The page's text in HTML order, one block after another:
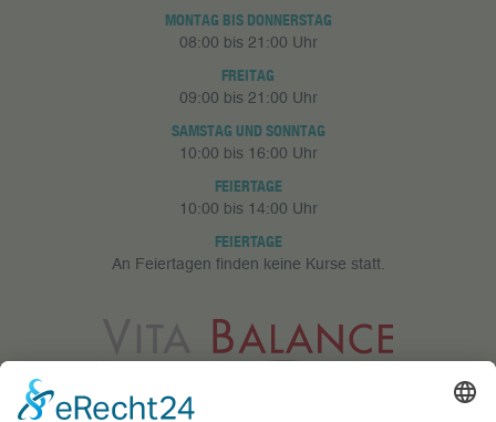
MONTAG BIS DONNERSTAG
08:00 bis 21:00 Uhr
FREITAG
09:00 bis 21:00 Uhr
SAMSTAG UND SONNTAG
10:00 bis 16:00 Uhr
FEIERTAGE
10:00 bis 14:00 Uhr
FEIERTAGE
An Feiertagen finden keine Kurse statt.